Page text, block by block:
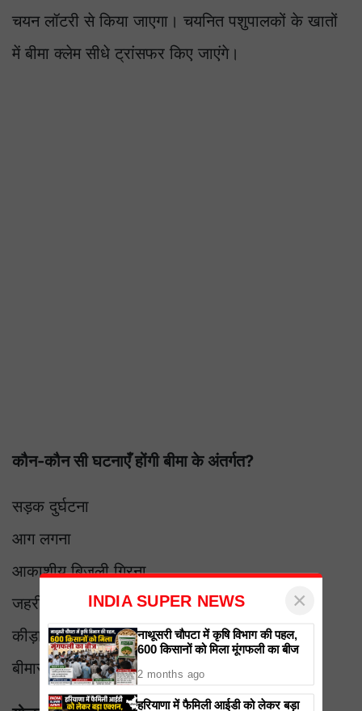
चयन लॉटरी से किया जाएगा। चयनित पशुपालकों के खातों
में बीमा क्लेम सीधे ट्रांसफर किए जाएंगे।
कौन-कौन सी घटनाएँ होंगी बीमा के अंतर्गत?
सड़क दुर्घटना
आग लगना
आकाशीय बिजली गिरना
जहरीला घास खाना
कीड़ा काटना
बीमारी से मृत्यु
INDIA SUPER NEWS ×
नाथूसरी चौपटा में कृषि विभाग की पहल,
600 किसानों को मिला मूंगफली का बीज
2 months ago
हरियाणा में फैमिली आईडी को लेकर बड़ा